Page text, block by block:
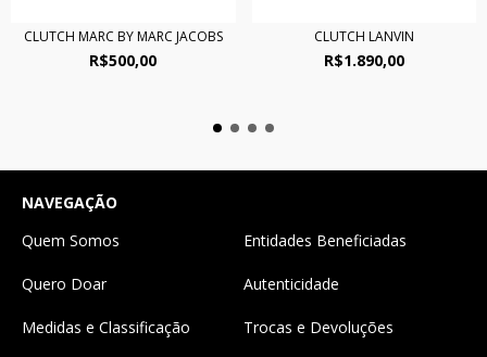
CLUTCH MARC BY MARC JACOBS
R$500,00
CLUTCH LANVIN
R$1.890,00
NAVEGAÇÃO
Quem Somos
Entidades Beneficiadas
Quero Doar Autenticidade
Medidas e Classificação Trocas e Devoluções